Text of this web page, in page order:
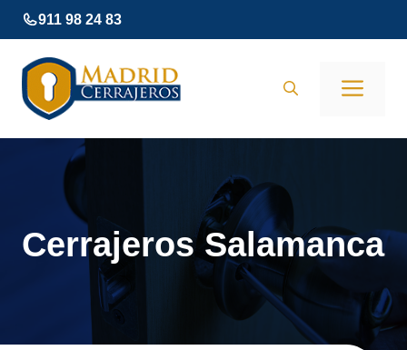
Saltar
al
contenido
911 98 24 83
Cerrajeros Salamanca